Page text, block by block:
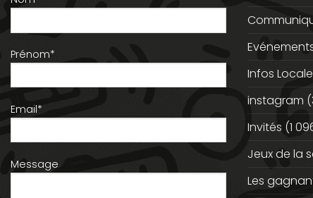
Prénom*
Email*
Message
Infos
instagram
Invités (1
Jeux de la
Les